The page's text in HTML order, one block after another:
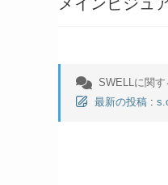
SWELLに関す
最新の投稿 :